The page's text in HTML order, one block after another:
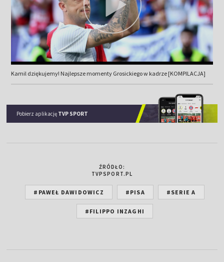
Kamil dziękujemy! Najlepsze momenty Grosickiego w kadrze [KOMPILACJA]
Pobierz aplikację TVP SPORT
ŹRÓDŁO:
TVPSPORT.PL
#PAWEŁ DAWIDOWICZ #PISA #SERIE A
#FILIPPO INZAGHI